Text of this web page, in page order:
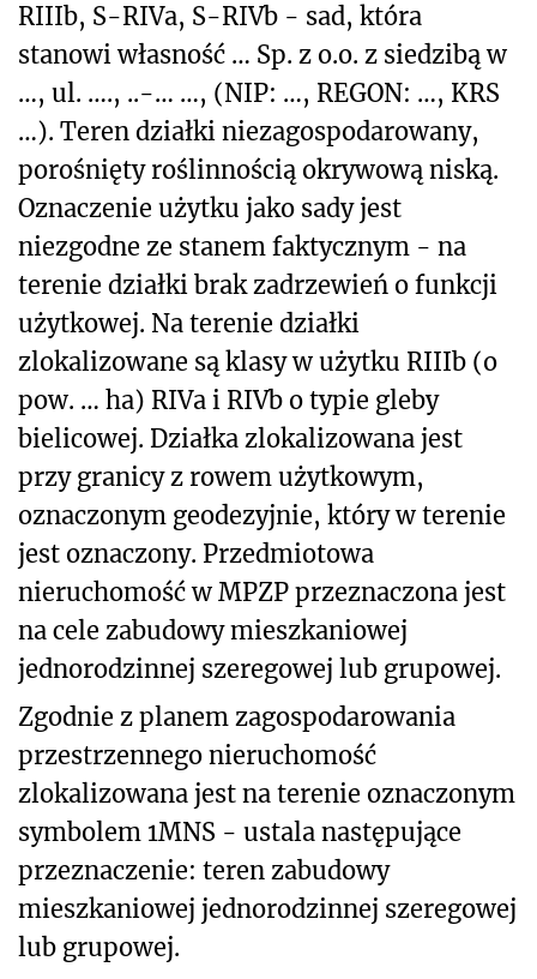
RIIIb, S-RIVa, S-RIVb - sad, która
stanowi własność … Sp. z o.o. z siedzibą w
…, ul. …., ..-… …, (NIP: …, REGON: …, KRS
…). Teren działki niezagospodarowany,
porośnięty roślinnością okrywową niską.
Oznaczenie użytku jako sady jest
niezgodne ze stanem faktycznym - na
terenie działki brak zadrzewień o funkcji
użytkowej. Na terenie działki
zlokalizowane są klasy w użytku RIIIb (o
pow. … ha) RIVa i RIVb o typie gleby
bielicowej. Działka zlokalizowana jest
przy granicy z rowem użytkowym,
oznaczonym geodezyjnie, który w terenie
jest oznaczony. Przedmiotowa
nieruchomość w MPZP przeznaczona jest
na cele zabudowy mieszkaniowej
jednorodzinnej szeregowej lub grupowej.
Zgodnie z planem zagospodarowania
przestrzennego nieruchomość
zlokalizowana jest na terenie oznaczonym
symbolem 1MNS - ustala następujące
przeznaczenie: teren zabudowy
mieszkaniowej jednorodzinnej szeregowej
lub grupowej.